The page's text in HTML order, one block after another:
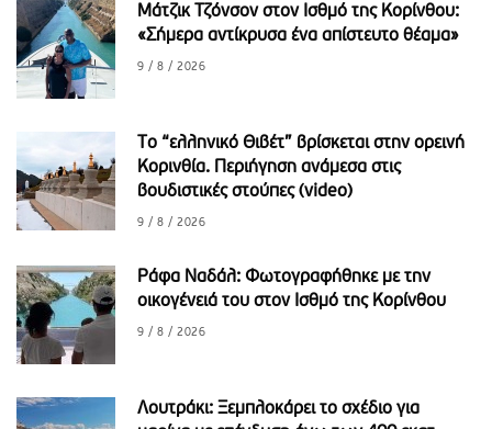
Μάτζικ Τζόνσον στον Ισθμό της Κορίνθου:
«Σήμερα αντίκρυσα ένα απίστευτο θέαμα»
9 / 8 / 2026
Το “ελληνικό Θιβέτ” βρίσκεται στην ορεινή
Κορινθία. Περιήγηση ανάμεσα στις
βουδιστικές στούπες (video)
9 / 8 / 2026
Ράφα Ναδάλ: Φωτογραφήθηκε με την
οικογένειά του στον Ισθμό της Κορίνθου
9 / 8 / 2026
Λουτράκι: Ξεμπλοκάρει το σχέδιο για